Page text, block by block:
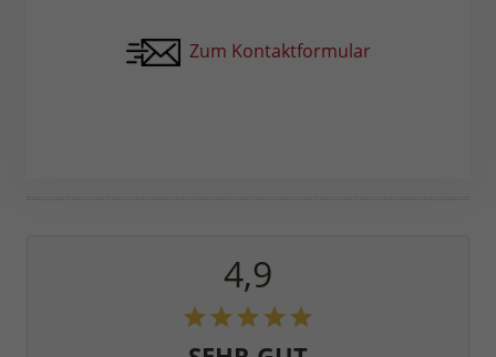
Zum Kontaktformular
4,9